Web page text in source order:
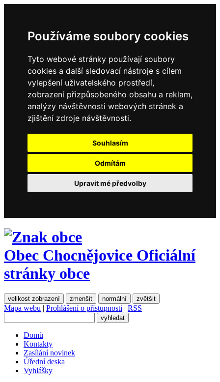
Používáme soubory cookies
Tyto webové stránky používají soubory
cookies a další sledovací nástroje s cílem
vylepšení uživatelského prostředí,
zobrazení přizpůsobeného obsahu a reklam,
analýzy návštěvnosti webových stránek a
zjištění zdroje návštěvnosti.
Souhlasím
Odmítám
Upravit mé předvolby
Obec Chocnějovice Oficiální
stránky obce
velikost zobrazení zmenšit normální zvětšit
Mapa webu | Prohlášení o přístupnosti | RSS
Domů
Kontakty
Zasílání novinek
Úřední deska
Vyhlášky